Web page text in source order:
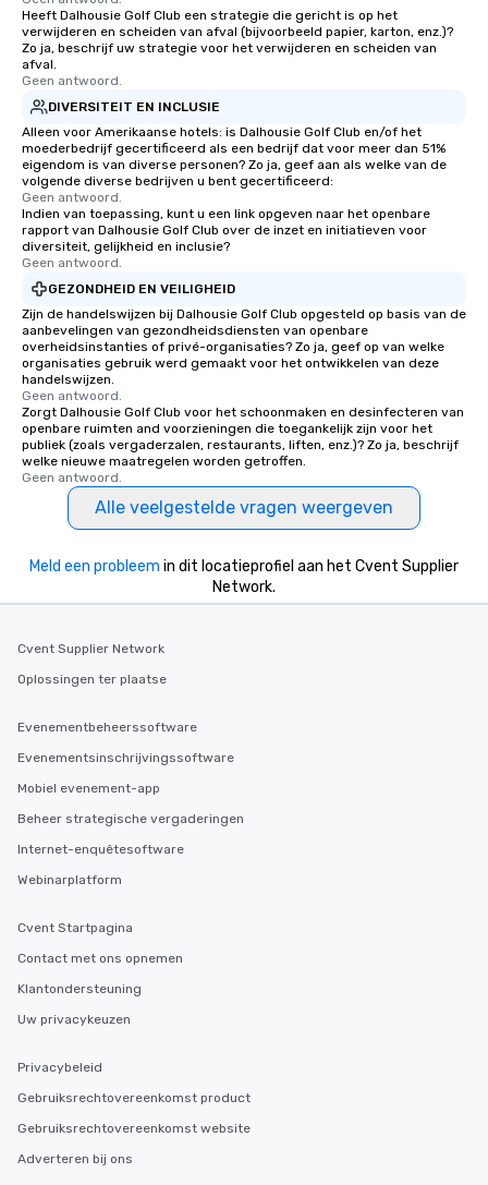
Heeft Dalhousie Golf Club een strategie die gericht is op het
verwijderen en scheiden van afval (bijvoorbeeld papier, karton, enz.)?
Zo ja, beschrijf uw strategie voor het verwijderen en scheiden van
afval.
Geen antwoord.
DIVERSITEIT EN INCLUSIE
Alleen voor Amerikaanse hotels: is Dalhousie Golf Club en/of het
moederbedrijf gecertificeerd als een bedrijf dat voor meer dan 51%
eigendom is van diverse personen? Zo ja, geef aan als welke van de
volgende diverse bedrijven u bent gecertificeerd:
Geen antwoord.
Indien van toepassing, kunt u een link opgeven naar het openbare
rapport van Dalhousie Golf Club over de inzet en initiatieven voor
diversiteit, gelijkheid en inclusie?
Geen antwoord.
GEZONDHEID EN VEILIGHEID
Zijn de handelswijzen bij Dalhousie Golf Club opgesteld op basis van de
aanbevelingen van gezondheidsdiensten van openbare
overheidsinstanties of privé-organisaties? Zo ja, geef op van welke
organisaties gebruik werd gemaakt voor het ontwikkelen van deze
handelswijzen.
Geen antwoord.
Zorgt Dalhousie Golf Club voor het schoonmaken en desinfecteren van
openbare ruimten and voorzieningen die toegankelijk zijn voor het
publiek (zoals vergaderzalen, restaurants, liften, enz.)? Zo ja, beschrijf
welke nieuwe maatregelen worden getroffen.
Geen antwoord.
Alle veelgestelde vragen weergeven
Meld een probleem in dit locatieprofiel aan het Cvent Supplier
Network.
Cvent Supplier Network
Oplossingen ter plaatse
Evenementbeheerssoftware
Evenementsinschrijvingssoftware
Mobiel evenement-app
Beheer strategische vergaderingen
Internet-enquêtesoftware
Webinarplatform
Cvent Startpagina
Contact met ons opnemen
Klantondersteuning
Uw privacykeuzen
Privacybeleid
Gebruiksrechtovereenkomst product
Gebruiksrechtovereenkomst website
Adverteren bij ons